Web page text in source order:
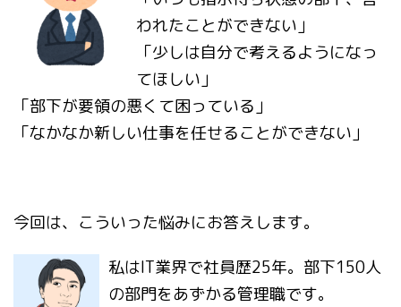
われたことができない」
「少しは自分で考えるようになっ
てほしい」
「部下が要領の悪くて困っている」
「なかなか新しい仕事を任せることができない」
今回は、こういった悩みにお答えします。
私はIT業界で社員歴25年。部下150人
の部門をあずかる管理職です。